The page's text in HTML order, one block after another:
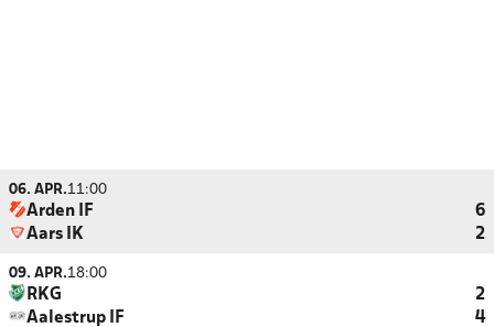
06. APR.11:00
Arden IF
6
Aars IK
2
09. APR.18:00
RKG
2
Aalestrup IF
4